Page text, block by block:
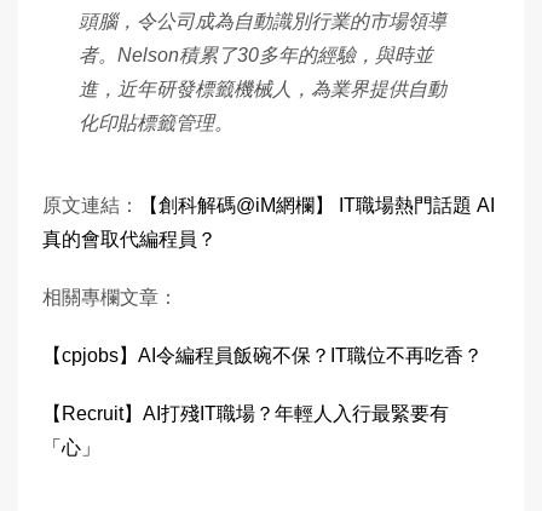
頭腦，令公司成為自動識別行業的市場領導
者。Nelson積累了30多年的經驗，與時並
進，近年研發標籤機械人，為業界提供自動
化印貼標籤管理。
原文連結：
【創科解碼@iM網欄】 IT職場熱門話題 AI
真的會取代編程員？
相關專欄文章：
【cpjobs】AI令編程員飯碗不保？IT職位不再吃香？
【Recruit】AI打殘IT職場？年輕人入行最緊要有
「心」